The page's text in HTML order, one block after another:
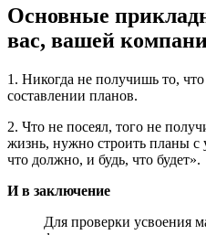
Основные
вас, вашей
1. Никогда не получишь то,
составлении планов.
2. Что не посеял, того не
жизнь, нужно строить планы с
что должно, и будь, что будет».
И в заключение
Для проверки усвоения